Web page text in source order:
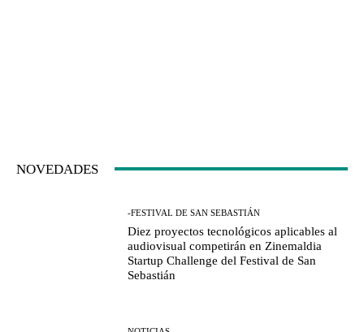
NOVEDADES
-FESTIVAL DE SAN SEBASTIÁN
Diez proyectos tecnológicos aplicables al
audiovisual competirán en Zinemaldia
Startup Challenge del Festival de San
Sebastián